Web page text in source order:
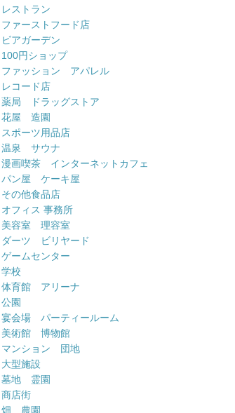
レストラン
ファーストフード店
ビアガーデン
100円ショップ
ファッション アパレル
レコード店
薬局 ドラッグストア
花屋 造園
スポーツ用品店
温泉 サウナ
漫画喫茶 インターネットカフェ
パン屋 ケーキ屋
その他食品店
オフィス 事務所
美容室 理容室
ダーツ ビリヤード
ゲームセンター
学校
体育館 アリーナ
公園
宴会場 パーティールーム
美術館 博物館
マンション 団地
大型施設
墓地 霊園
商店街
畑 農園